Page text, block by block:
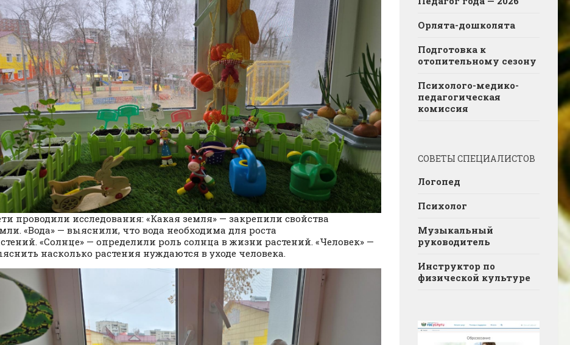
проводили исследования: «Какая земля» — закрепили свойства
«Вода» — выяснили, что вода необходима для роста
«Солнце» — определили роль солнца в жизни растений. «Человек» —
насколько растения нуждаются в уходе человека.
Орлята-дошколята
Подготовка к
отопительному сезону
Психолого-медико-
педагогическая
комиссия
СОВЕТЫ СПЕЦИАЛИСТОВ
Логопед
Психолог
Музыкальный
руководитель
Инструктор по
физической культуре